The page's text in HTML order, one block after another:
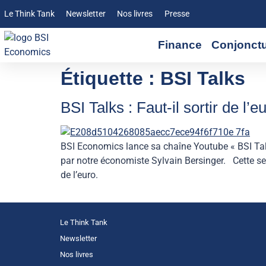
Le Think Tank Newsletter Nos livres Presse
Finance
Étiquette : BSI Talks
BSI Talks : Faut-il sortir de
BSI Economics lance sa chaîne Youtube « BSI
par notre économiste Sylvain Bersinger. Cette
de l’euro.
Le Think Tank
Newsletter
Nos livres